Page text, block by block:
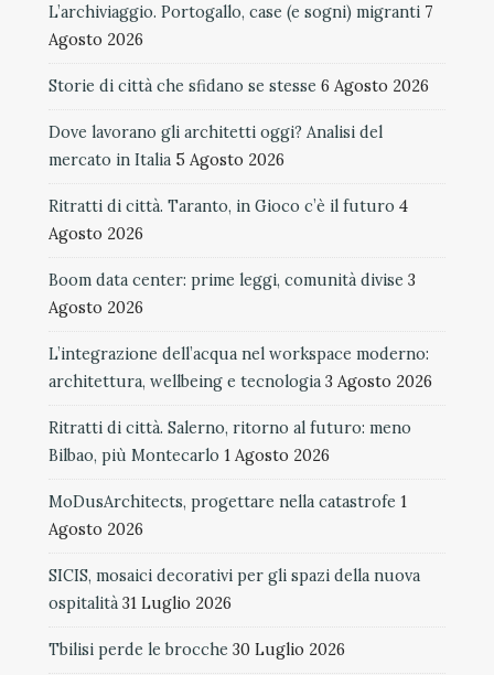
L’archiviaggio. Portogallo, case (e sogni) migranti 7
Agosto 2026
Storie di città che sfidano se stesse 6 Agosto 2026
Dove lavorano gli architetti oggi? Analisi del
mercato in Italia 5 Agosto 2026
Ritratti di città. Taranto, in Gioco c’è il futuro 4
Agosto 2026
Boom data center: prime leggi, comunità divise 3
Agosto 2026
L’integrazione dell’acqua nel workspace moderno:
architettura, wellbeing e tecnologia 3 Agosto 2026
Ritratti di città. Salerno, ritorno al futuro: meno
Bilbao, più Montecarlo 1 Agosto 2026
MoDusArchitects, progettare nella catastrofe 1
Agosto 2026
SICIS, mosaici decorativi per gli spazi della nuova
ospitalità 31 Luglio 2026
Tbilisi perde le brocche 30 Luglio 2026